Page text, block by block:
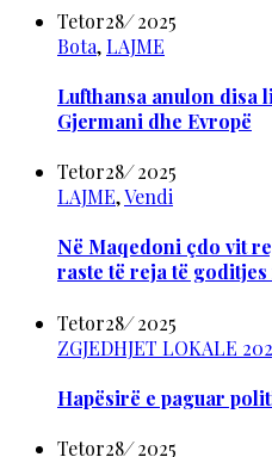
Tetor28/2025
Bota,LAJME
Lufthansa anulon disa
Gjermani dhe Evropë
Tetor28/2025
LAJME,Vendi
Në Maqedoni çdo vit
raste të reja të
Tetor28/2025
ZGJEDHJET LOKALE
Hapësirë e paguar
Tetor28/2025